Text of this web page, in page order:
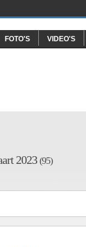
FOTO'S VIDEO'S
2023(95)